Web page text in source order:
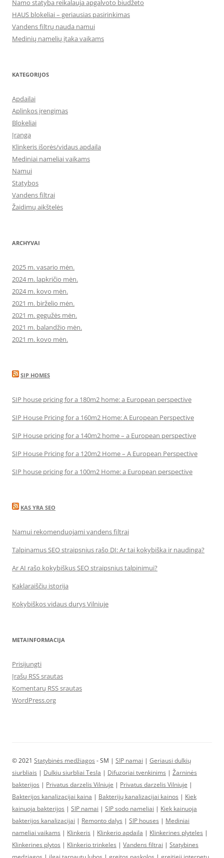
Namo statyba reikalauja apgalvoto biudžeto
HAUS blokeliai – geriausias pasirinkimas
Vandens filtrų nauda namui
Medinių namelių įtaka vaikams
KATEGORIJOS
Apdailai
Aplinkos įrengimas
Blokeliai
Įranga
Klinkeris išorės/vidaus apdaila
Mediniai nameliai vaikams
Namui
Statybos
Vandens filtrai
Žaidimų aikštelės
ARCHYVAI
2025 m. vasario mėn.
2024 m. lapkričio mėn.
2024 m. kovo mėn.
2021 m. birželio mėn.
2021 m. gegužės mėn.
2021 m. balandžio mėn.
2021 m. kovo mėn.
SIP HOMES
SIP house pricing for a 180m2 home: a European perspective
SIP House Pricing for a 160m2 Home: A European Perspective
SIP House pricing for a 140m2 home – a European perspective
SIP House Pricing for a 120m2 Home – A European Perspective
SIP house pricing for a 100m2 Home: a European perspective
KAS YRA SEO
Namui rekomenduojami vandens filtrai
Talpinamus SEO straipsnius rašo DI: Ar tai kokybiška ir naudinga?
Ar AI rašo kokybiškus SEO straipsnius talpinimui?
Kaklaraiščių istorija
Kokybiškos vidaus durys Vilniuje
METAINFORMACIJA
Prisijungti
Įrašų RSS srautas
Komentarų RSS srautas
WordPress.org
© 2021 Statybinės medžiagos - SM | SIP namai | Geriausi dulkių
siurbliais | Dulkiu siurbliai Tesla | Difuzoriai tvenkinims | Žarninės
bakterijos | Privatus darzelis Vilniuje | Privatus darzelis Vilniuje |
Bakterijos kanalizacijai kaina | Bakterijų kanalizacijai kainos | Kiek
kainuoja bakterijos | SIP namai | SIP sodo nameliai | Kiek kainuoja
bakterijos kanalizacijai | Remonto dalys | SIP houses | Mediniai
nameliai vaikams | Klinkeris | Klinkerio apdaila | Klinkerines plyteles |
Klinkerines plytos | Klinkerio trinkeles | Vandens filtrai | Statybines